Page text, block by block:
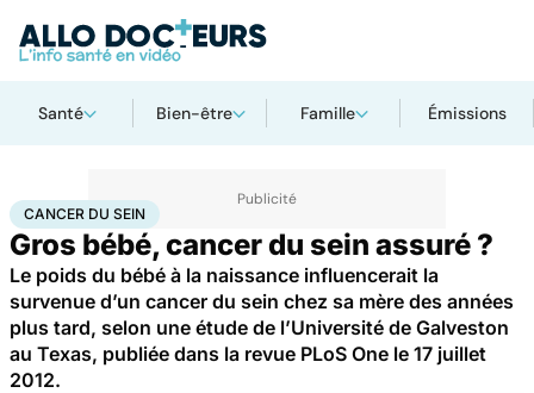
Santé Bien-être Famille Émissions
AccueilSanté Maladies Cancer du sein
CANCER DU SEIN
Gros bébé, cancer du sein assuré ?
Le poids du bébé à la naissance influencerait la
survenue d’un cancer du sein chez sa mère des années
plus tard, selon une étude de l’Université de Galveston
au Texas, publiée dans la revue PLoS One le 17 juillet
2012.